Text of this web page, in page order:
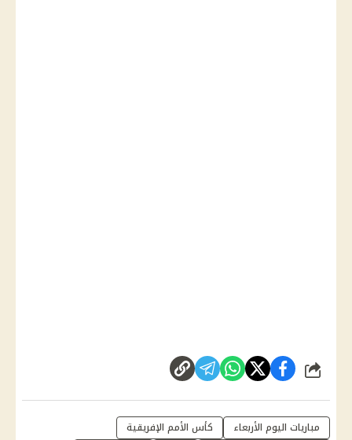
شارك
مباريات اليوم الأربعاء
كأس الأمم الإفريقية